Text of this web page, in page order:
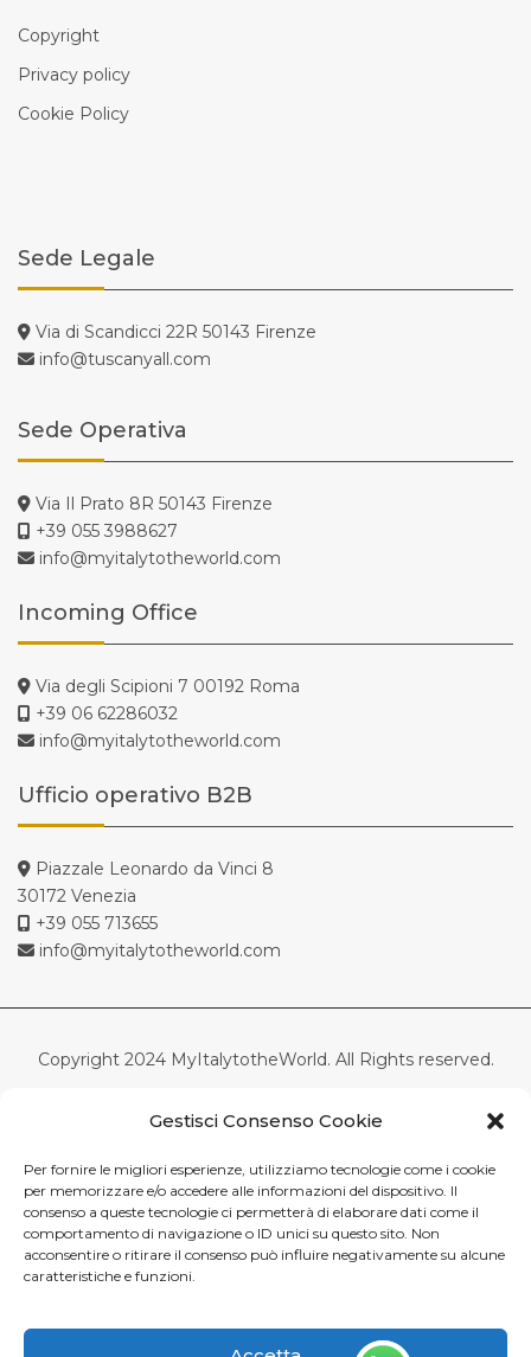
Gestisci Consenso Cookie
Per fornire le migliori esperienze, utilizziamo tecnologie come i cookie
per memorizzare e/o accedere alle informazioni del dispositivo. Il
consenso a queste tecnologie ci permetterà di elaborare dati come il
comportamento di navigazione o ID unici su questo sito. Non
acconsentire o ritirare il consenso può influire negativamente su alcune
caratteristiche e funzioni.
Copyright
Privacy policy
Cookie Policy
Sede Legale
Via di Scandicci 22R 50143 Firenze
info@tuscanyall.com
Sede Operativa
Via Il Prato 8R 50143 Firenze
+39 055 3988627
info@myitalytotheworld.com
Incoming Office
Via degli Scipioni 7 00192 Roma
+39 06 62286032
info@myitalytotheworld.com
Ufficio operativo B2B
Piazzale Leonardo da Vinci 8
30172 Venezia
+39 055 713655
info@myitalytotheworld.com
Copyright 2024 MyItalytotheWorld. All Rights reserved.
22R – Firenze-Italia
REA 552158 CCIAA Firenze
English Italiano(Italian) Español(Spanish)
as a development site. Switch to a production